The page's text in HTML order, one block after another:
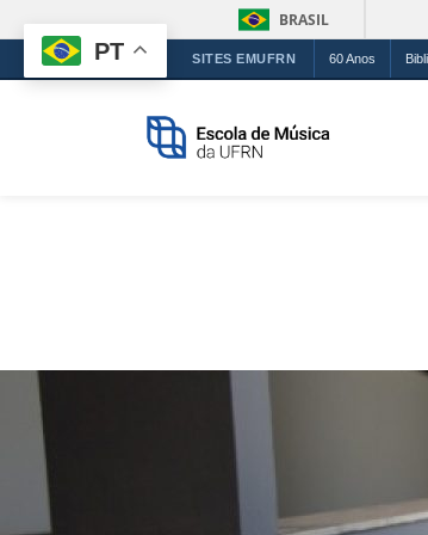
BRASIL
SITES EMUFRN 60 Anos
PT